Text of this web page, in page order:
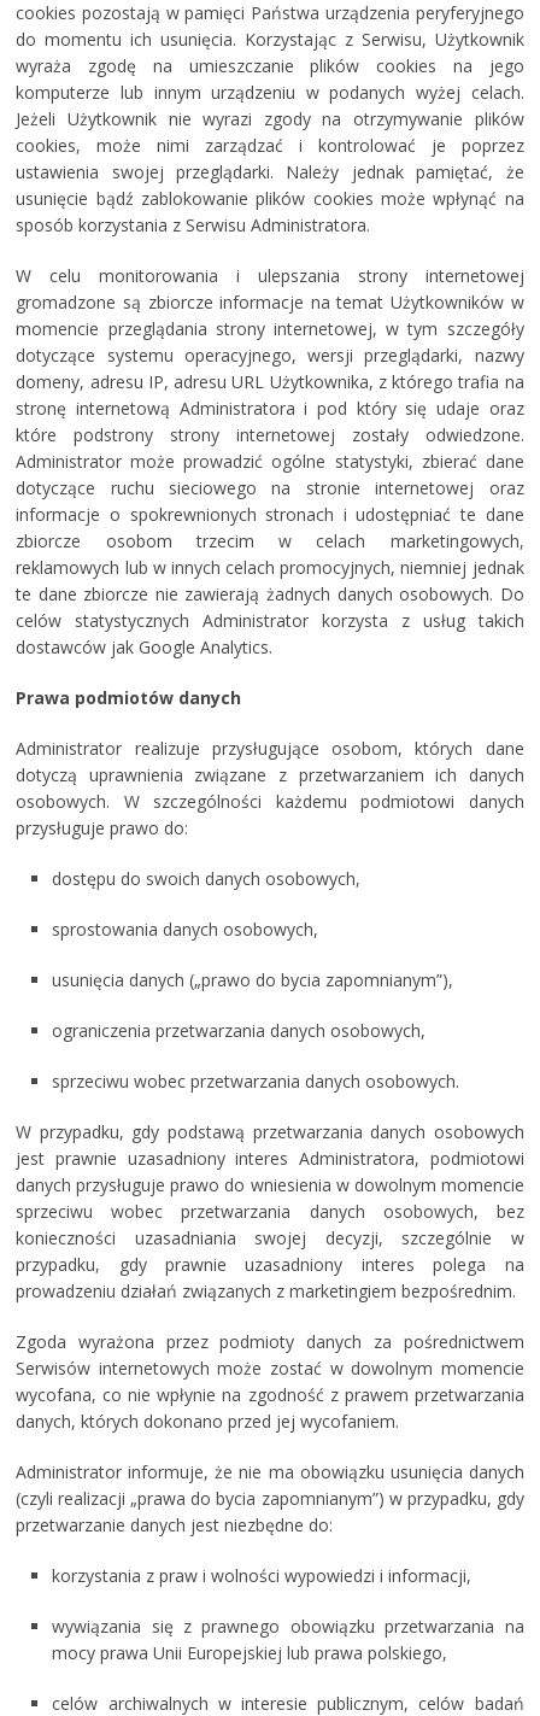
cookies pozostają w pamięci Państwa urządzenia peryferyjnego
do momentu ich usunięcia. Korzystając z Serwisu, Użytkownik
wyraża zgodę na umieszczanie plików cookies na jego
komputerze lub innym urządzeniu w podanych wyżej celach.
Jeżeli Użytkownik nie wyrazi zgody na otrzymywanie plików
cookies, może nimi zarządzać i kontrolować je poprzez
ustawienia swojej przeglądarki. Należy jednak pamiętać, że
usunięcie bądź zablokowanie plików cookies może wpłynąć na
sposób korzystania z Serwisu Administratora.
W celu monitorowania i ulepszania strony internetowej
gromadzone są zbiorcze informacje na temat Użytkowników w
momencie przeglądania strony internetowej, w tym szczegóły
dotyczące systemu operacyjnego, wersji przeglądarki, nazwy
domeny, adresu IP, adresu URL Użytkownika, z którego trafia na
stronę internetową Administratora i pod który się udaje oraz
które podstrony strony internetowej zostały odwiedzone.
Administrator może prowadzić ogólne statystyki, zbierać dane
dotyczące ruchu sieciowego na stronie internetowej oraz
informacje o spokrewnionych stronach i udostępniać te dane
zbiorcze osobom trzecim w celach marketingowych,
reklamowych lub w innych celach promocyjnych, niemniej jednak
te dane zbiorcze nie zawierają żadnych danych osobowych. Do
celów statystycznych Administrator korzysta z usług takich
dostawców jak Google Analytics.
Prawa podmiotów danych
Administrator realizuje przysługujące osobom, których dane
dotyczą uprawnienia związane z przetwarzaniem ich danych
osobowych. W szczególności każdemu podmiotowi danych
przysługuje prawo do:
dostępu do swoich danych osobowych,
sprostowania danych osobowych,
usunięcia danych („prawo do bycia zapomnianym”),
ograniczenia przetwarzania danych osobowych,
sprzeciwu wobec przetwarzania danych osobowych.
W przypadku, gdy podstawą przetwarzania danych osobowych
jest prawnie uzasadniony interes Administratora, podmiotowi
danych przysługuje prawo do wniesienia w dowolnym momencie
sprzeciwu wobec przetwarzania danych osobowych, bez
konieczności uzasadniania swojej decyzji, szczególnie w
przypadku, gdy prawnie uzasadniony interes polega na
prowadzeniu działań związanych z marketingiem bezpośrednim.
Zgoda wyrażona przez podmioty danych za pośrednictwem
Serwisów internetowych może zostać w dowolnym momencie
wycofana, co nie wpłynie na zgodność z prawem przetwarzania
danych, których dokonano przed jej wycofaniem.
Administrator informuje, że nie ma obowiązku usunięcia danych
(czyli realizacji „prawa do bycia zapomnianym”) w przypadku, gdy
przetwarzanie danych jest niezbędne do:
korzystania z praw i wolności wypowiedzi i informacji,
wywiązania się z prawnego obowiązku przetwarzania na
mocy prawa Unii Europejskiej lub prawa polskiego,
celów archiwalnych w interesie publicznym, celów badań